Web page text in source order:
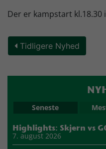
Der er kampstart kl.18.30
Tidligere Nyhed
Seneste
Highlights: Skjern vs
7. august 2026